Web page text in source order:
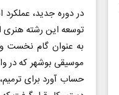
در دوره جدید،
توسعه این رشته هنری
به عنوان گام نخست
موسیقی بوشهر که در
حساب آورد برای